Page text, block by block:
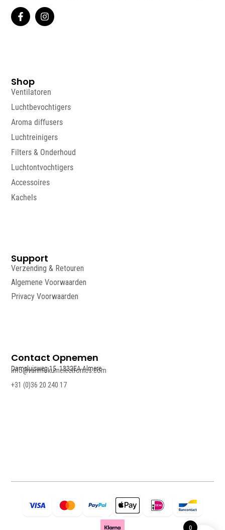
0
Shop
Ventilatoren
Luchtbevochtigers
Aroma diffusers
Luchtreinigers
Filters & Onderhoud
Luchtontvochtigers
Accessoires
Kachels
Support
Verzending & Retouren
Algemene Voorwaarden
Privacy Voorwaarden
Contact Opnemen
Damsluisweg 15, 1332EA Almere
info@vanmokumelectronics.com
+31 (0)36 20 240 17